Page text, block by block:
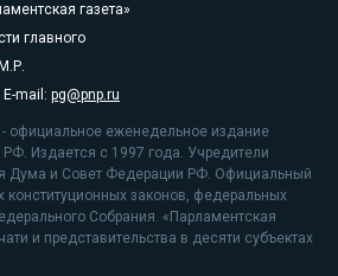
газета»
главного
mail: pg@pnp.ru
- официальное еженедельное издание
Издается с 1997 года. Учредители
Дума и Совет Федерации РФ. Официальный
конституционных законов, федеральных
Собрания. «Парламентская
и представительства в десяти субъектах